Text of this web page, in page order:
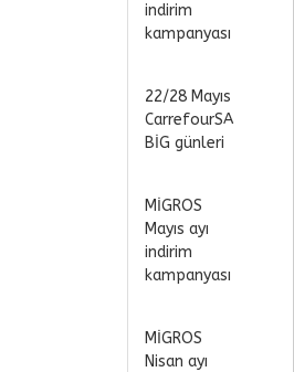
indirim
kampanyası
22/28 Mayıs
CarrefourSA
BİG günleri
MİGROS
Mayıs ayı
indirim
kampanyası
MİGROS
Nisan ayı